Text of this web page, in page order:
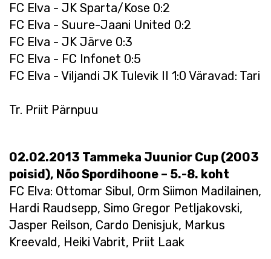
FC Elva - JK Sparta/Kose 0:2
FC Elva - Suure-Jaani United 0:2
FC Elva - JK Järve 0:3
FC Elva - FC Infonet 0:5
FC Elva - Viljandi JK Tulevik II 1:0 Väravad: Tari
Tr. Priit Pärnpuu
02.02.2013 Tammeka Juunior Cup (2003
poisid), Nõo Spordihoone – 5.-8. koht
FC Elva: Ottomar Sibul, Orm Siimon Madilainen,
Hardi Raudsepp, Simo Gregor Petljakovski,
Jasper Reilson, Cardo Denisjuk, Markus
Kreevald, Heiki Vabrit, Priit Laak